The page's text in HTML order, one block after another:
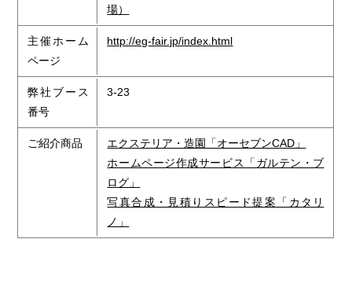
場）
主催ホーム
ページ
http://eg-fair.jp/index.html
弊社ブース
番号
3-23
ご紹介商品
エクステリア・造園「オーセブンCAD」
ホームページ作成サービス「ガルテン・ブ
ログ」
写真合成・見積りスピード提案「カタリ
ノ」